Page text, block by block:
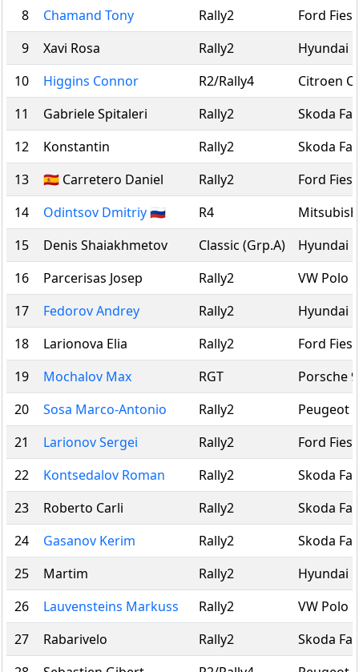
8
Chamand Tony Rally2
Ford
9
Xavi Rosa Rally2
Hyundai
10
Higgins Connor R2/Rally4
Citroen
11
Gabriele Spitaleri Rally2
Skoda
12
Konstantin Rally2
Skoda
13
🇪🇸 Carretero Daniel Rally2
Ford
14
Odintsov Dmitriy 🇷🇺 R4
15
Denis Shaiakhmetov Classic (Grp.A)
Hyundai
16
Parcerisas Josep Rally2
VW Polo
17
Fedorov Andrey Rally2
Hyundai
18
Larionova Elia Rally2
Ford
19
Mochalov Max RGT
Porsche
20
Sosa Marco-Antonio Rally2
Peugeot
21
Larionov Sergei Rally2
Ford
22
Kontsedalov Roman Rally2
Skoda
23
Roberto Carli Rally2
Skoda
24
Gasanov Kerim Rally2
Skoda
25
Martim Rally2
Hyundai
26
Lauvensteins Markuss Rally2
VW Polo
27
Rabarivelo Rally2
Skoda